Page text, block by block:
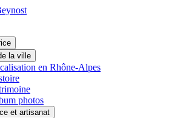
la ville
en Rhône-Alpes
photos
et artisanat